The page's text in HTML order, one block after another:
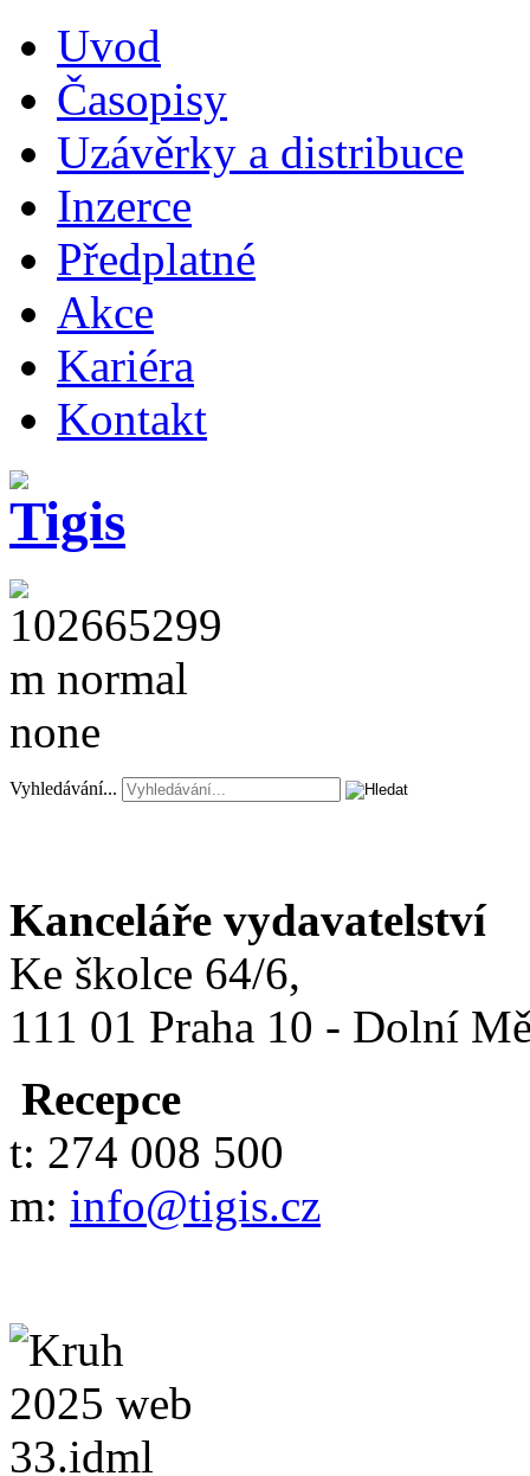
Uvod
Časopisy
Uzávěrky a distribuce
Inzerce
Předplatné
Akce
Kariéra
Kontakt
Vyhledávání...
Kanceláře vydavatelství
Ke školce 64/6,
111 01 Praha 10 - Dolní
Recepce
t: 274 008 500
m: info@tigis.cz